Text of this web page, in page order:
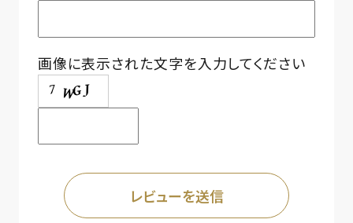
画像に表示された文字を入力してください